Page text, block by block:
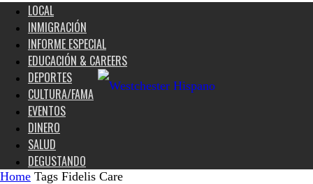
LOCAL
INMIGRACIÓN
INFORME ESPECIAL
EDUCACIÓN & CAREERS
DEPORTES
CULTURA/FAMA
EVENTOS
DINERO
SALUD
DEGUSTANDO
Home Tags Fidelis Care